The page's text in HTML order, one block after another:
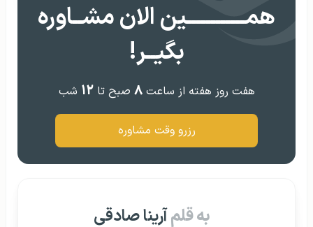
همــــــــــــین الان مشــاوره
بگیــر!
هفت روز هفته از ساعت۸ صبح تا۱۲ شب
رزرو وقت مشاوره
به قلمآرینا صادقی